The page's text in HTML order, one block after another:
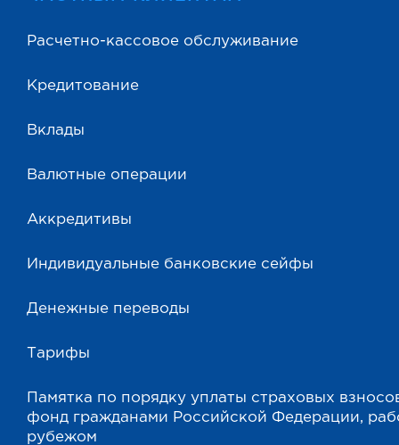
Расчетно-кассовое обслуживание
Кредитование
Вклады
Валютные операции
Аккредитивы
Индивидуальные банковские сейфы
Денежные переводы
Тарифы
Памятка по порядку уплаты страховых
фонд гражданами Российской Федерации,
рубежом